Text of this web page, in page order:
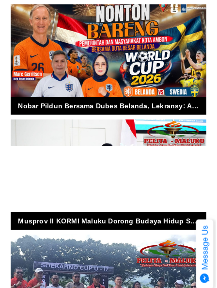
Nobar Pildun Bersama Dubes Belanda, Lekransy: Ambon Tunjukkan Semangat Orang Basudara
Musprov II KORMI Maluku Dorong Budaya Hidup Sehat Menuju Indonesia Emas 2045